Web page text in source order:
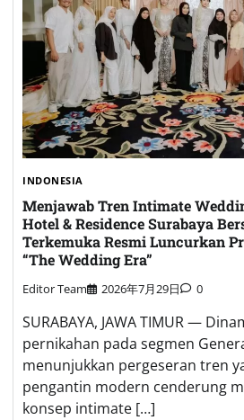
INDONESIA
Menjawab Tren Intimate
Hotel & Residence Surabaya
Terkemuka Resmi Luncurkan
“The Wedding Era”
Editor Team 2026年7月29日 0
SURABAYA, JAWA TIMUR —
pernikahan pada segmen
menunjukkan pergeseran tren
pengantin modern cenderung
konsep intimate […]